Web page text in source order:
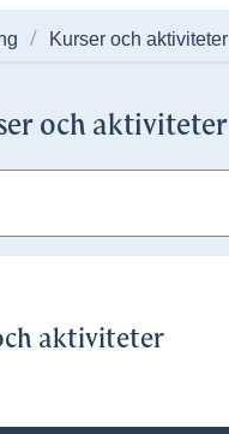
Kurser och aktiviteter
och aktiviteter
aktiviteter